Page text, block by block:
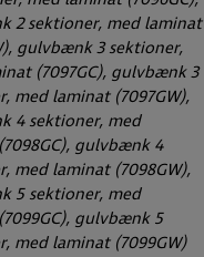
2 sektioner, med laminat
gulvbænk 3 sektioner,
(7097GC), gulvbænk 3
med laminat (7097GW),
4 sektioner, med
gulvbænk 4
med laminat (7098GW),
5 sektioner, med
gulvbænk 5
med laminat (7099GW)